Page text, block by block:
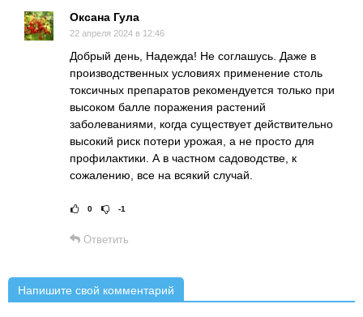
Оксана Гула
22 апреля 2024 в 12:46
Добрый день, Надежда! Не соглашусь. Даже в
производственных условиях применение столь
токсичных препаратов рекомендуется только при
высоком балле поражения растений
заболеваниями, когда существует действительно
высокий риск потери урожая, а не просто для
профилактики. А в частном садоводстве, к
сожалению, все на всякий случай.
Рейтинг статьи:
0 -1
Ответить
Напишите свой комментарий